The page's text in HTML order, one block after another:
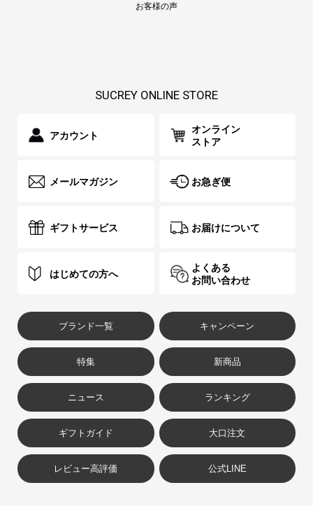
お客様の声
SUCREY ONLINE STORE
アカウント
オンライン
ストア
メールマガジン お急ぎ便
ギフトサービス お届けについて
はじめての方へ
よくある
お問い合わせ
ブランド一覧 キャンペーン
特集 新商品
ニュース ランキング
ギフトガイド 大口注文
レビュー高評価 公式LINE